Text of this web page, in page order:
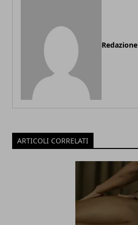
Redazione
ARTICOLI CORRELATI